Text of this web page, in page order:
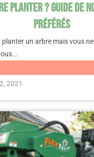
planter ? Guide de
préférés
un arbre mais vous
2021